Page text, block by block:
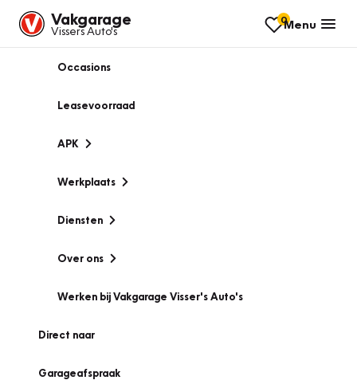
Vakgarage
Vissers Auto's
0Menu
Occasions
Leasevoorraad
APK
Werkplaats
Diensten
Over ons
Werken bij Vakgarage Visser's Auto's
Direct naar
Garageafspraak